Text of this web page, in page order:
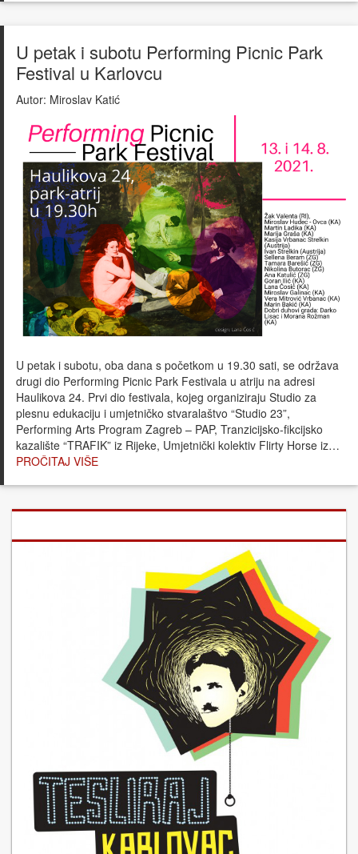
U petak i subotu Performing Picnic Park
Festival u Karlovcu
Autor: Miroslav Katić
U petak i subotu, oba dana s početkom u 19.30 sati, se održava
drugi dio Performing Picnic Park Festivala u atriju na adresi
Haulikova 24. Prvi dio festivala, kojeg organiziraju Studio za
plesnu edukaciju i umjetničko stvaralaštvo “Studio 23”,
Performing Arts Program Zagreb – PAP, Tranzicijsko-fikcijsko
kazalište “TRAFIK” iz Rijeke, Umjetnički kolektiv Flirty Horse iz…
PROČITAJ VIŠE